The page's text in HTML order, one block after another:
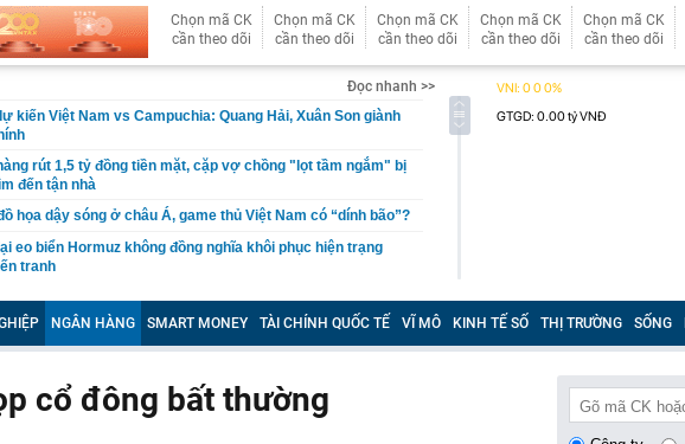
Chọn mã CK
cần theo dõi
Chọn mã CK
cần theo dõi
Chọn mã CK
cần theo dõi
Chọn mã CK
cần theo dõi
Chọn mã CK
cần theo dõi
Đọc nhanh >>
kiến Việt Nam vs Campuchia: Quang Hải, Xuân Son giành
rút 1,5 tỷ đồng tiền mặt, cặp vợ chồng "lọt tầm ngắm" bị
đến tận nhà
họa dậy sóng ở châu Á, game thủ Việt Nam có “dính bão”?
eo biển Hormuz không đồng nghĩa khôi phục hiện trạng
tranh
2026, hoàn thành kế hoạch cơ cấu lại vốn nhà nước tại
giai đoạn 2026-2030
Phan Anh Tú: Việt Nam không nên vội vàng trước
bộ trang sức kim cương 25 tỷ của bà Trương Mỹ Lan:
đơn nhưng món đắt nhất giá 9,4 tỷ
NGÂN HÀNG SMART MONEY TÀI CHÍNH QUỐC TẾ VĨ MÔ KINH TẾ SỐ THỊ TRƯỜNG SỐNG
cổ đông bất thường